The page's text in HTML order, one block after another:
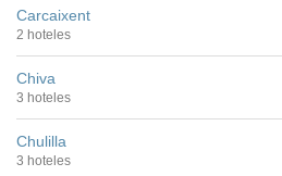
Carcaixent
2 hoteles
Chiva
3 hoteles
Chulilla
3 hoteles